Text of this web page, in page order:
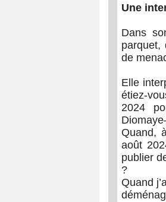
Une
Dans
parquet,
de
Elle
étiez-
2024
Quand,
août
publier
?
Quand